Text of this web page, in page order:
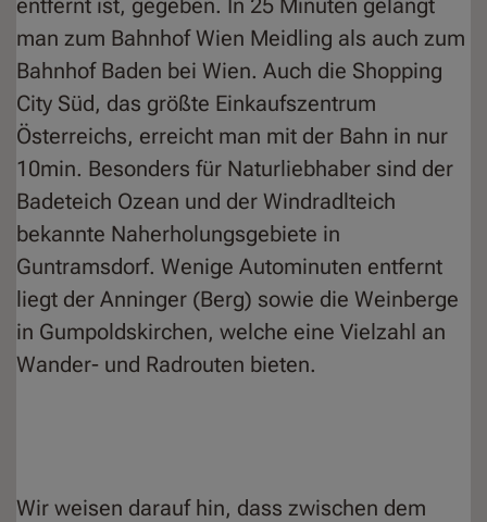
entfernt ist, gegeben. In 25 Minuten gelangt
man zum Bahnhof Wien Meidling als auch zum
Bahnhof Baden bei Wien. Auch die Shopping
City Süd, das größte Einkaufszentrum
Österreichs, erreicht man mit der Bahn in nur
10min. Besonders für Naturliebhaber sind der
Badeteich Ozean und der Windradlteich
bekannte Naherholungsgebiete in
Guntramsdorf. Wenige Autominuten entfernt
liegt der Anninger (Berg) sowie die Weinberge
in Gumpoldskirchen, welche eine Vielzahl an
Wander- und Radrouten bieten.
Wir weisen darauf hin, dass zwischen dem